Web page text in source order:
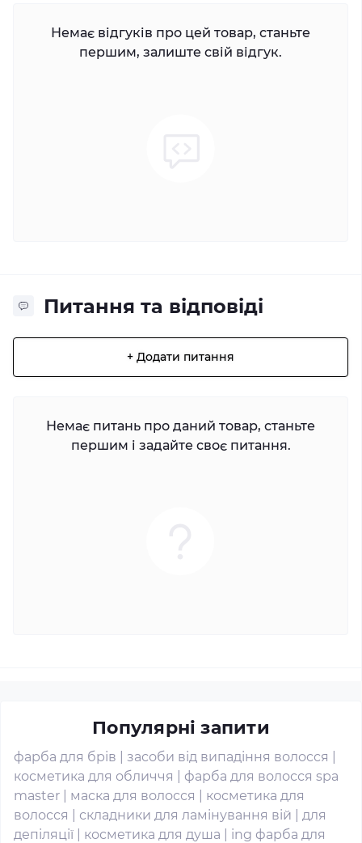
Немає відгуків про цей товар, станьте
першим, залиште свій відгук.
Питання та відповіді
+ Додати питання
Немає питань про даний товар, станьте
першим і задайте своє питання.
Популярні запити
фарба для брів засоби від випадіння волосся
косметика для обличчя
фарба для волосся spa
master
маска для волосся
косметика для
волосся
складники для ламінування вій
для
депіляції
косметика для душа
ing фарба для